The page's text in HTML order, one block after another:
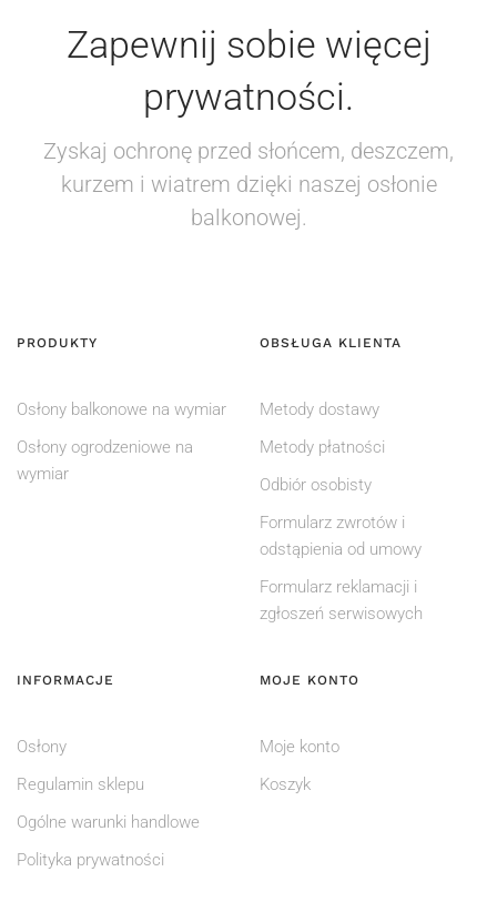
Zapewnij sobie więcej
prywatności.
Zyskaj ochronę przed słońcem, deszczem,
kurzem i wiatrem dzięki naszej osłonie
balkonowej.
PRODUKTY
Osłony balkonowe na wymiar
Osłony ogrodzeniowe na
wymiar
OBSŁUGA KLIENTA
Metody dostawy
Metody płatności
Odbiór osobisty
Formularz zwrotów i
odstąpienia od umowy
Formularz reklamacji i
zgłoszeń serwisowych
INFORMACJE
Osłony
Regulamin sklepu
Ogólne warunki handlowe
Polityka prywatności
MOJE KONTO
Moje konto
Koszyk